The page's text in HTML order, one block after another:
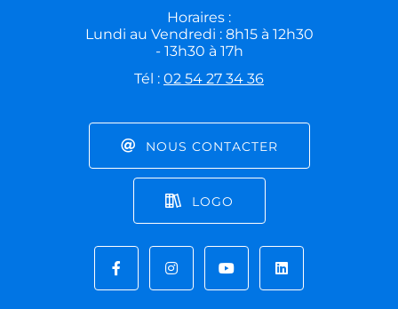
Horaires :
Lundi au Vendredi : 8h15 à 12h30
- 13h30 à 17h
Tél : 02 54 27 34 36
NOUS CONTACTER
LOGO